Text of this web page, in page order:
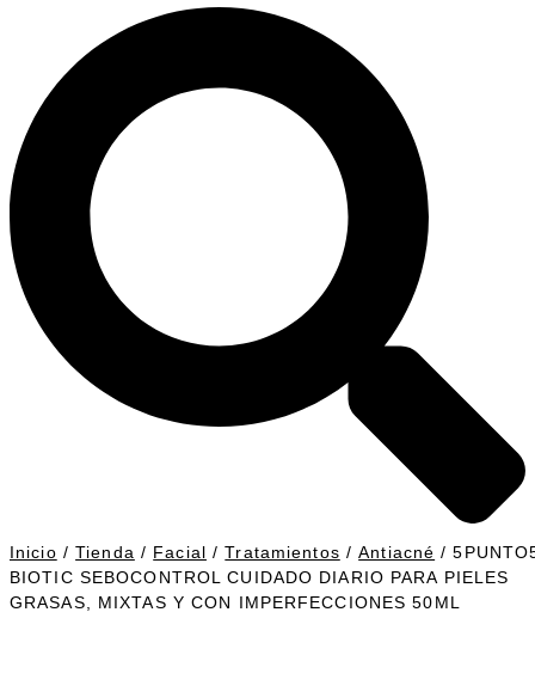
Inicio /Tienda / Facial /Tratamientos /Antiacné /
BIOTIC SEBOCONTROL CUIDADO DIARIO PARA PIELES
GRASAS, MIXTAS Y CON IMPERFECCIONES 50ML